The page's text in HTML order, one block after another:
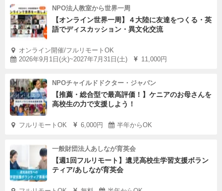
NPO法人教室から世界一周
【オンライン世界一周】４大陸に友達をつくる・英
語でディスカッション・異文化交流
オンライン開催/フルリモートOK
2026年9月1日(火)~2027年7月31日(土)
11,000円
NPOチャイルドドクター・ジャパン
【推薦・総合型で最高評価！】ケニアのお母さんを
高校生の力で支援しよう！
フルリモートOK 6,000円 半年からOK
一般財団法人あしなが育英会
【週1回フルリモート】遺児高校生学習支援ボラン
ティア/あしなが育英会